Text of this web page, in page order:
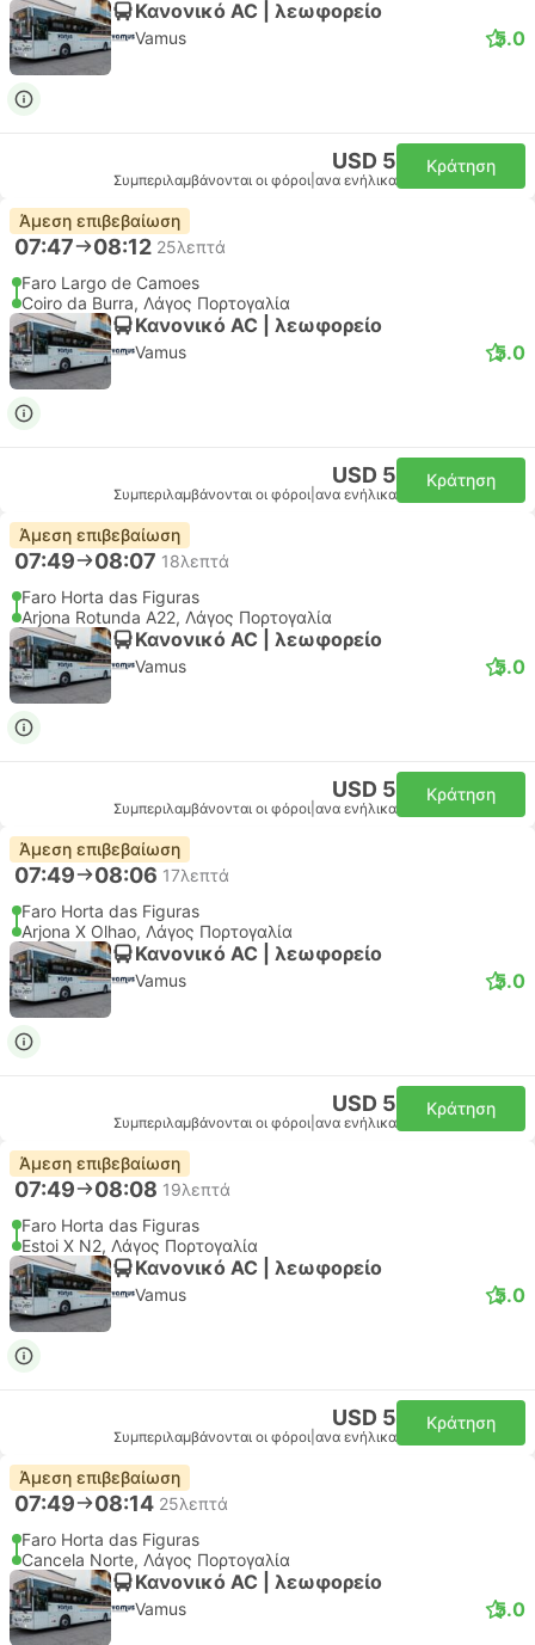
Κανονικό AC | λεωφορείο
Vamus 5.0
USD 5
Συμπεριλαμβάνονται οι φόροι ανα ενήλικα
Κράτηση
Άμεση επιβεβαίωση
07:47 08:12 25λεπτά
Faro Largo de Camoes
Coiro da Burra, Λάγος Πορτογαλία
Κανονικό AC | λεωφορείο
Vamus 5.0
USD 5
Συμπεριλαμβάνονται οι φόροι ανα ενήλικα
Κράτηση
Άμεση επιβεβαίωση
07:49 08:07 18λεπτά
Faro Horta das Figuras
Arjona Rotunda A22, Λάγος Πορτογαλία
Κανονικό AC | λεωφορείο
Vamus 5.0
USD 5
Συμπεριλαμβάνονται οι φόροι ανα ενήλικα
Κράτηση
Άμεση επιβεβαίωση
07:49 08:06 17λεπτά
Faro Horta das Figuras
Arjona X Olhao, Λάγος Πορτογαλία
Κανονικό AC | λεωφορείο
Vamus 5.0
USD 5
Συμπεριλαμβάνονται οι φόροι ανα ενήλικα
Κράτηση
Άμεση επιβεβαίωση
07:49 08:08 19λεπτά
Faro Horta das Figuras
Estoi X N2, Λάγος Πορτογαλία
Κανονικό AC | λεωφορείο
Vamus 5.0
USD 5
Συμπεριλαμβάνονται οι φόροι ανα ενήλικα
Κράτηση
Άμεση επιβεβαίωση
07:49 08:14 25λεπτά
Faro Horta das Figuras
Cancela Norte, Λάγος Πορτογαλία
Κανονικό AC | λεωφορείο
Vamus 5.0